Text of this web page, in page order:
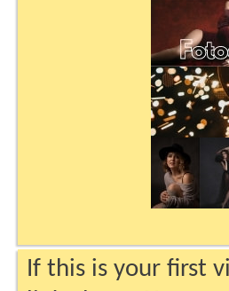
If this is your first